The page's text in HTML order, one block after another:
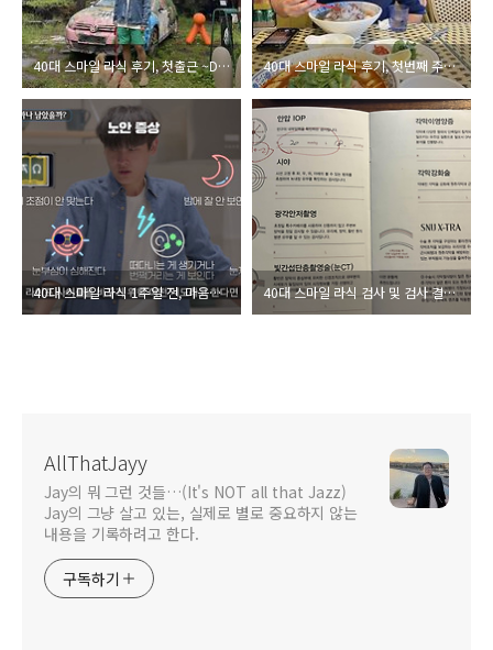
40대 스마일 라식 후기, 첫출근 ~D+30일 40대 스마일 라식 후기, 첫번째 주말 ~D+3일
40대 스마일 라식 1주일 전, 마음의 흔들림 40대 스마일 라식 검사 및 검사 결과 후기
AllThatJayy
Jay의 뭐 그런 것들…(It's NOT all that Jazz)
Jay의 그냥 살고 있는, 실제로 별로 중요하지 않는
내용을 기록하려고 한다.
구독하기